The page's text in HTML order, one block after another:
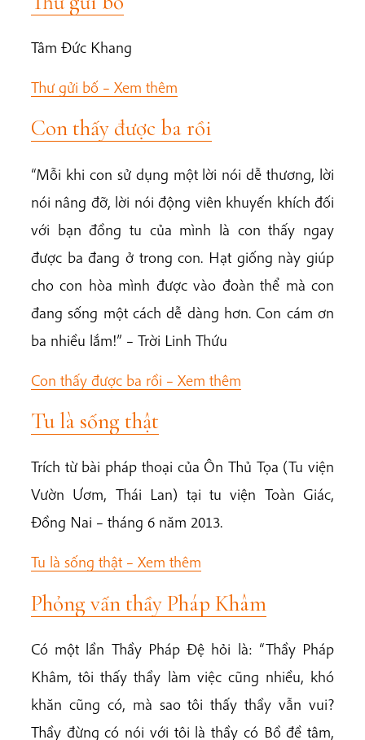
Tâm Đức Khang
Thư gửi bố – Xem thêm
Con thấy được ba rồi
“Mỗi khi con sử dụng một lời nói dễ thương, lời
nói nâng đỡ, lời nói động viên khuyến khích đối
với bạn đồng tu của mình là con thấy ngay
được ba đang ở trong con. Hạt giống này giúp
cho con hòa mình được vào đoàn thể mà con
đang sống một cách dễ dàng hơn. Con cám ơn
ba nhiều lắm!” – Trời Linh Thứu
Con thấy được ba rồi – Xem thêm
Tu là sống thật
Trích từ bài pháp thoại của Ôn Thủ Tọa (Tu viện
Vườn Ươm, Thái Lan) tại tu viện Toàn Giác,
Đồng Nai – tháng 6 năm 2013.
Tu là sống thật – Xem thêm
Phỏng vấn thầy Pháp Khâm
Có một lần Thầy Pháp Đệ hỏi là: “Thầy Pháp
Khâm, tôi thấy thầy làm việc cũng nhiều, khó
khăn cũng có, mà sao tôi thấy thầy vẫn vui?
Thầy đừng có nói với tôi là thầy có Bồ đề tâm,